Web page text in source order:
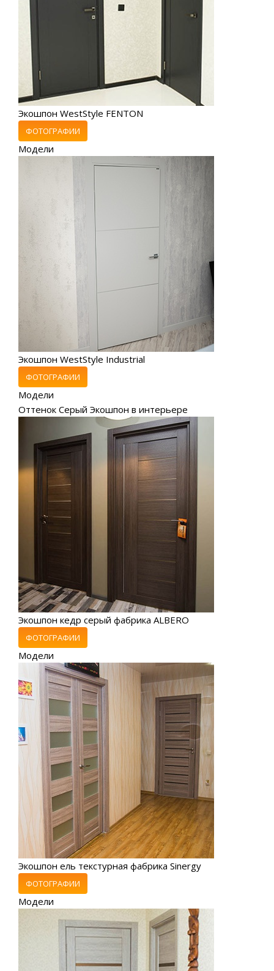
Экошпон WestStyle FENTON
ФОТОГРАФИИ
Модели
Экошпон WestStyle Industrial
ФОТОГРАФИИ
Модели
Оттенок Серый Экошпон в интерьере
Экошпон кедр серый фабрика ALBERO
ФОТОГРАФИИ
Модели
Экошпон ель текстурная фабрика Sinergy
ФОТОГРАФИИ
Модели